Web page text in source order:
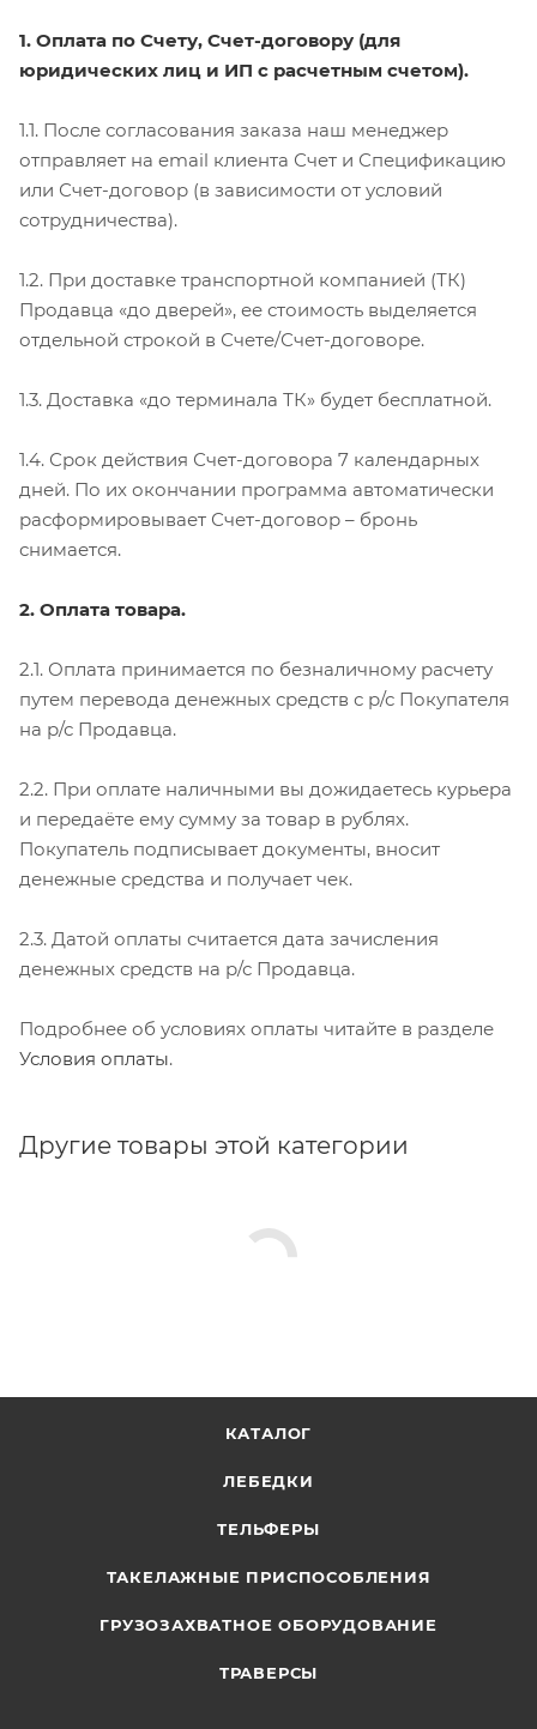
1. Оплата по Счету, Счет-договору (для
юридических лиц и ИП с расчетным счетом).
1.1. После согласования заказа наш менеджер
отправляет на email клиента Счет и Спецификацию
или Счет-договор (в зависимости от условий
сотрудничества).
1.2. При доставке транспортной компанией (ТК)
Продавца «до дверей», ее стоимость выделяется
отдельной строкой в Счете/Счет-договоре.
1.3. Доставка «до терминала ТК» будет бесплатной.
1.4. Срок действия Счет-договора 7 календарных
дней. По их окончании программа автоматически
расформировывает Счет-договор – бронь
снимается.
2. Оплата товара.
2.1. Оплата принимается по безналичному расчету
путем перевода денежных средств с р/с Покупателя
на р/с Продавца.
2.2. При оплате наличными вы дожидаетесь курьера
и передаёте ему сумму за товар в рублях.
Покупатель подписывает документы, вносит
денежные средства и получает чек.
2.3. Датой оплаты считается дата зачисления
денежных средств на р/с Продавца.
Подробнее об условиях оплаты читайте в разделе
Условия оплаты.
Другие товары этой категории
КАТАЛОГ
ЛЕБЕДКИ
ТЕЛЬФЕРЫ
ТАКЕЛАЖНЫЕ ПРИСПОСОБЛЕНИЯ
ГРУЗОЗАХВАТНОЕ ОБОРУДОВАНИЕ
ТРАВЕРСЫ